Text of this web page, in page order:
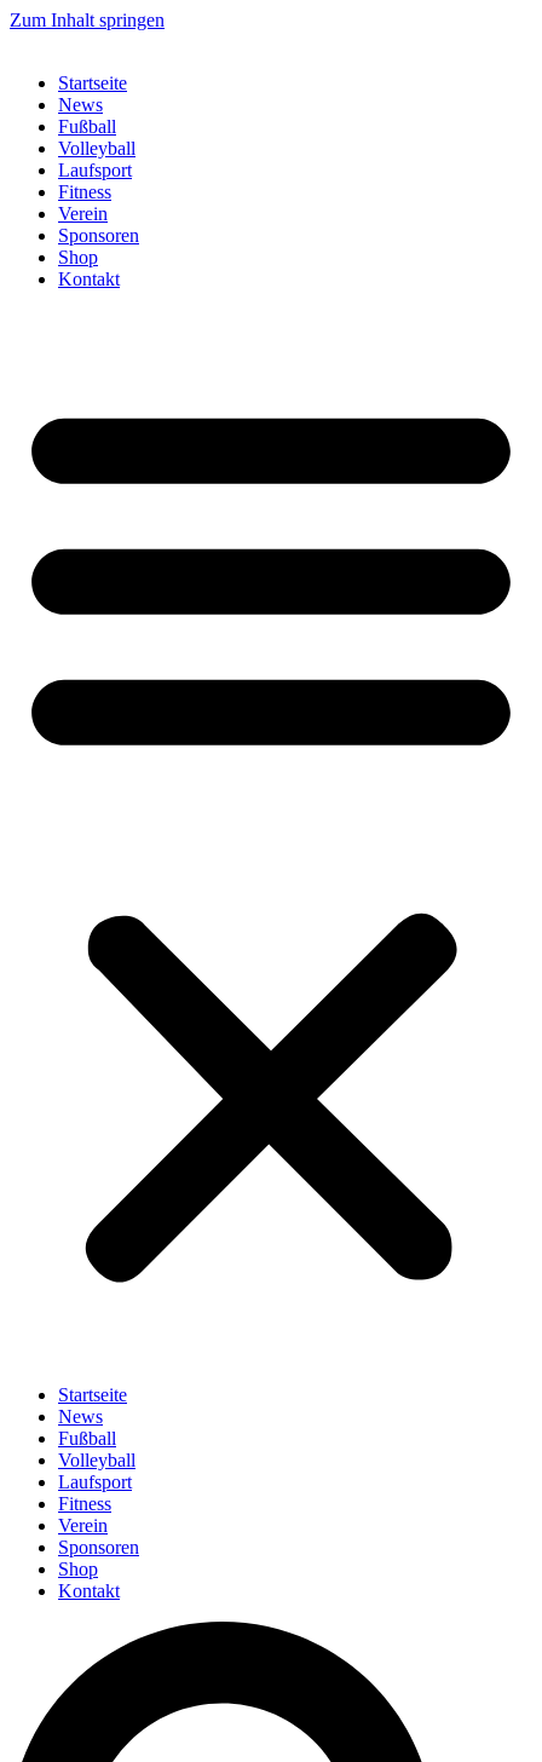
Zum Inhalt springen
Startseite
News
Fußball
Volleyball
Laufsport
Fitness
Verein
Sponsoren
Shop
Kontakt
Startseite
News
Fußball
Volleyball
Laufsport
Fitness
Verein
Sponsoren
Shop
Kontakt